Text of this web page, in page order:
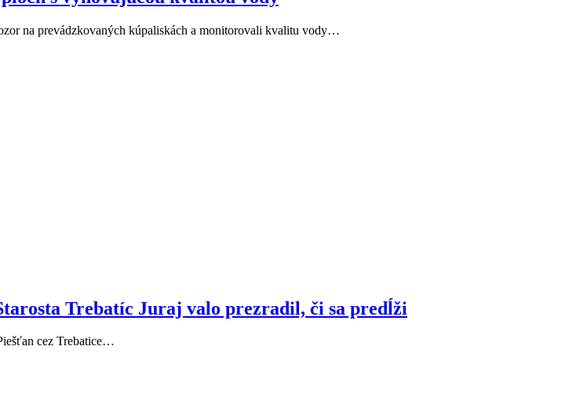
na prevádzkovaných kúpaliskách a monitorovali kvalitu vody…
Trebatíc Juraj valo prezradil, či sa predĺži
cez Trebatice…